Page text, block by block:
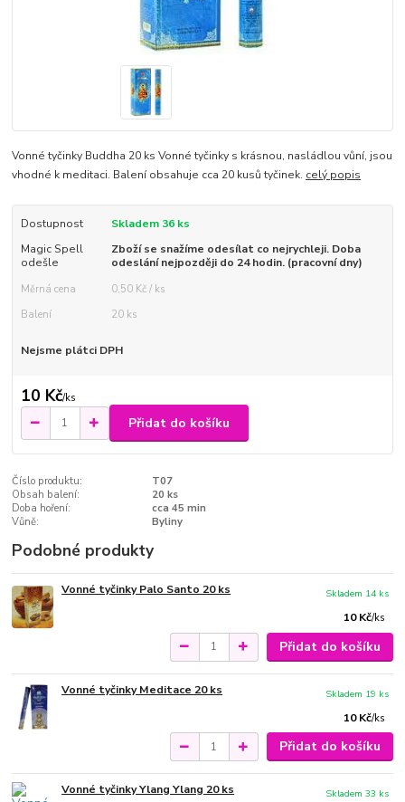
Vonné tyčinky Buddha 20 ks Vonné tyčinky s krásnou, nasládlou vůní, jsou
vhodné k meditaci. Balení obsahuje cca 20 kusů tyčinek. celý popis
Dostupnost
Skladem 36 ks
Magic Spell
odešle
Zboží se snažíme odesílat co nejrychleji. Doba
odeslání nejpozději do 24 hodin. (pracovní dny)
Měrná cena
0,50 Kč / ks
Balení
20 ks
Nejsme plátci DPH
10 Kč/ks
Přidat do košíku
Číslo produktu:
T07
Obsah balení:
20 ks
Doba hoření:
cca 45 min
Vůně:
Byliny
Podobné produkty
Vonné tyčinky Palo Santo 20 ks
10 Kč/ks
Skladem 14 ks
Přidat do košíku
Vonné tyčinky Meditace 20 ks
10 Kč/ks
Skladem 19 ks
Přidat do košíku
Vonné tyčinky Ylang Ylang 20 ks
Skladem 33 ks